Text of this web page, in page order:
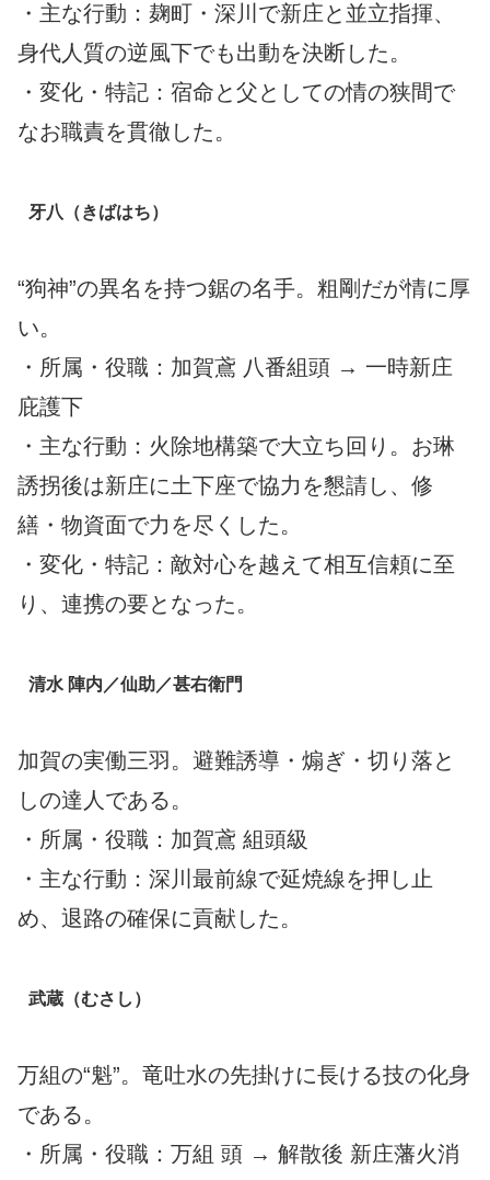
・主な行動：麹町・深川で新庄と並立指揮、
身代人質の逆風下でも出動を決断した。
・変化・特記：宿命と父としての情の狭間で
なお職責を貫徹した。
牙八（きばはち）
“狗神”の異名を持つ鋸の名手。粗剛だが情に厚
い。
・所属・役職：加賀鳶 八番組頭 → 一時新庄
庇護下
・主な行動：火除地構築で大立ち回り。お琳
誘拐後は新庄に土下座で協力を懇請し、修
繕・物資面で力を尽くした。
・変化・特記：敵対心を越えて相互信頼に至
り、連携の要となった。
清水 陣内／仙助／甚右衛門
加賀の実働三羽。避難誘導・煽ぎ・切り落と
しの達人である。
・所属・役職：加賀鳶 組頭級
・主な行動：深川最前線で延焼線を押し止
め、退路の確保に貢献した。
武蔵（むさし）
万組の“魁”。竜吐水の先掛けに長ける技の化身
である。
・所属・役職：万組 頭 → 解散後 新庄藩火消